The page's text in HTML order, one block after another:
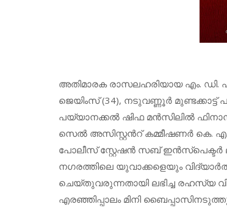
അതിമാരക രാസലഹരിയായ എം. ഡി.
ജെയിംസ് (34), നടുവണ്ണൂർ മുണ്ടക്കാട്ട്
പയ്യാനക്കൽ ഷിഫ മൻസിലിൽ ഫിനാൻ
സെൽ അസിസ്റ്റന്‍റ് കമ്മീഷണർ കെ.
പോലീസ് സ്റ്റേഷന്‍ സബ് ഇൻസ്പെക്ടർ
നഗരത്തിലെ യുവാക്കളെയും
ചെയ്തുവരുന്നതായി ലഭിച്ച രഹസ്യ
എരഞ്ഞിപ്പാലം മിനി